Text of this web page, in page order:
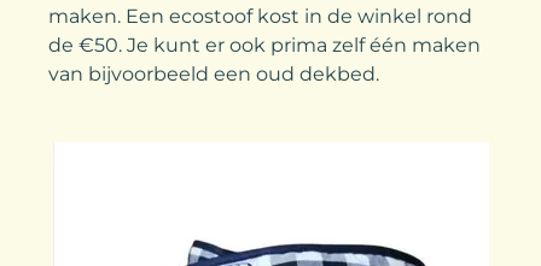
maken. Een ecostoof kost in de winkel rond
de €50. Je kunt er ook prima zelf één maken
van bijvoorbeeld een oud dekbed.